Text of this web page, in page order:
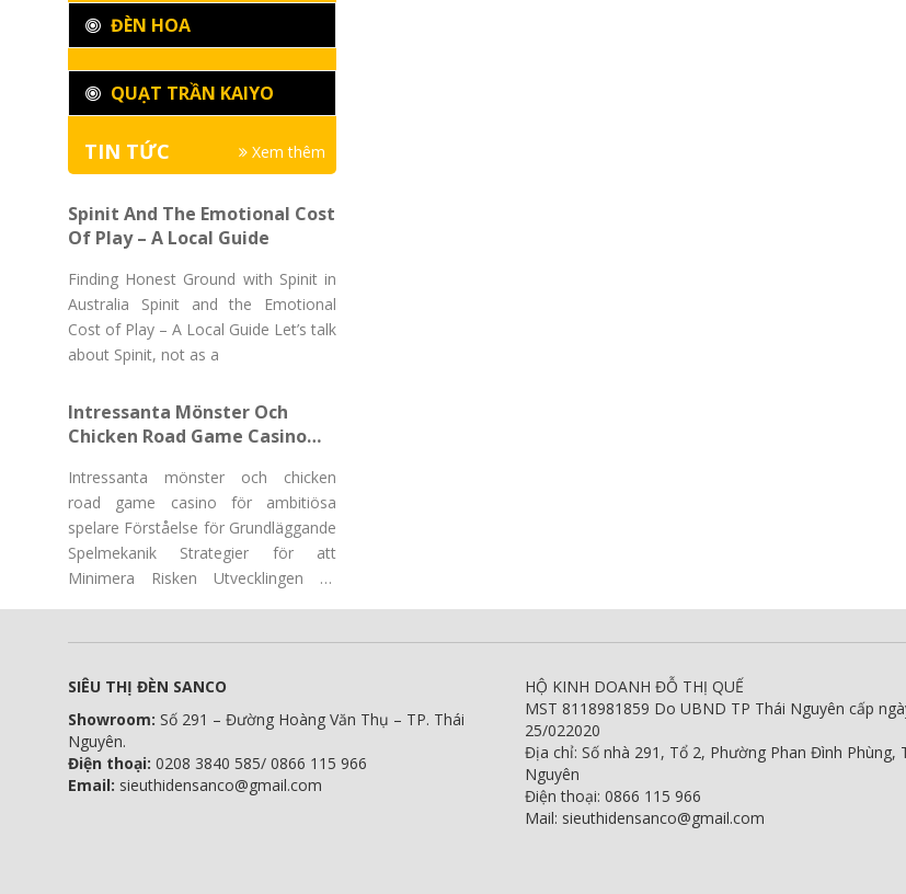
ĐÈN HOA
QUẠT TRẦN KAIYO
TIN TỨC Xem thêm
Spinit And The Emotional Cost
Of Play – A Local Guide
Finding Honest Ground with Spinit in
Australia Spinit and the Emotional
Cost of Play – A Local Guide Let’s talk
about Spinit, not as a
Intressanta Mönster Och
Chicken Road Game Casino
Intressanta mönster och chicken
road game casino för ambitiösa
spelare Förståelse för Grundläggande
Spelmekanik Strategier för att
Minimera Risken Utvecklingen av
SIÊU THỊ ĐÈN SANCO
Showroom: Số 291 – Đường Hoàng Văn Thụ – TP. Thái
Nguyên.
Điện thoại: 0208 3840 585/ 0866 115 966
Email: sieuthidensanco@gmail.com
HỘ KINH DOANH ĐỖ THỊ QUẾ
MST 8118981859 Do UBND TP Thái Nguyên cấp
25/022020
Địa chỉ: Số nhà 291, Tổ 2, Phường Phan Đình Phùng,
Nguyên
Điện thoại: 0866 115 966
Mail: sieuthidensanco@gmail.com